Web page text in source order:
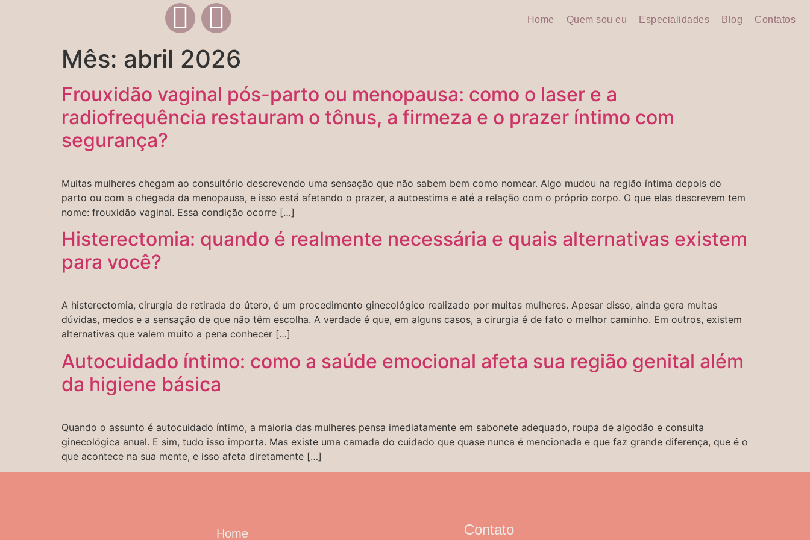
Home Quem sou eu Especialidades Blog Contatos
Mês: abril 2026
Frouxidão vaginal pós-parto ou menopausa: como o laser e a
radiofrequência restauram o tônus, a firmeza e o prazer íntimo com
segurança?
Muitas mulheres chegam ao consultório descrevendo uma sensação que não sabem bem como nomear. Algo mudou na região íntima depois do
parto ou com a chegada da menopausa, e isso está afetando o prazer, a autoestima e até a relação com o próprio corpo. O que elas descrevem tem
nome: frouxidão vaginal. Essa condição ocorre […]
Histerectomia: quando é realmente necessária e quais alternativas existem
para você?
A histerectomia, cirurgia de retirada do útero, é um procedimento ginecológico realizado por muitas mulheres. Apesar disso, ainda gera muitas
dúvidas, medos e a sensação de que não têm escolha. A verdade é que, em alguns casos, a cirurgia é de fato o melhor caminho. Em outros, existem
alternativas que valem muito a pena conhecer […]
Autocuidado íntimo: como a saúde emocional afeta sua região genital além
da higiene básica
Quando o assunto é autocuidado íntimo, a maioria das mulheres pensa imediatamente em sabonete adequado, roupa de algodão e consulta
ginecológica anual. E sim, tudo isso importa. Mas existe uma camada do cuidado que quase nunca é mencionada e que faz grande diferença, que é o
que acontece na sua mente, e isso afeta diretamente […]
Home Contato